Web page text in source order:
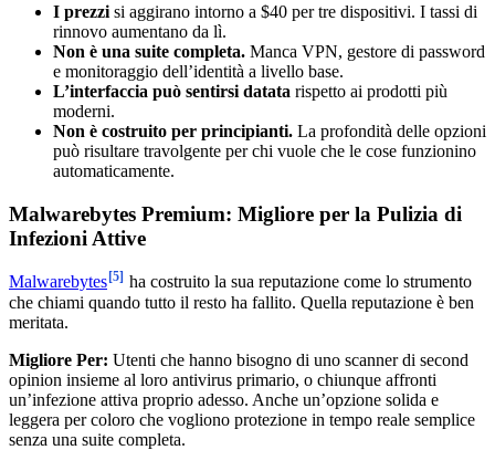
I prezzi si aggirano intorno a $40 per tre dispositivi. I tassi di
rinnovo aumentano da lì.
Non è una suite completa. Manca VPN, gestore di password
e monitoraggio dell’identità a livello base.
L’interfaccia può sentirsi datata rispetto ai prodotti più
moderni.
Non è costruito per principianti. La profondità delle opzioni
può risultare travolgente per chi vuole che le cose funzionino
automaticamente.
Malwarebytes Premium: Migliore per la Pulizia di
Infezioni Attive
Malwarebytes [5]
ha costruito la sua reputazione come lo strumento
che chiami quando tutto il resto ha fallito. Quella reputazione è ben
meritata.
Migliore Per: Utenti che hanno bisogno di uno scanner di second
opinion insieme al loro antivirus primario, o chiunque affronti
un’infezione attiva proprio adesso. Anche un’opzione solida e
leggera per coloro che vogliono protezione in tempo reale semplice
senza una suite completa.